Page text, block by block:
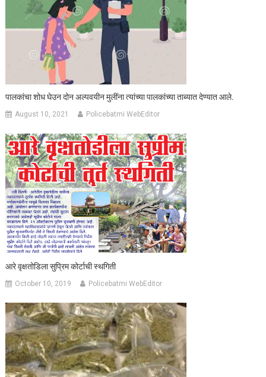
पालकांचा शोध घेउन दोन अल्पवयीन मुलींना त्यांच्या पालकांच्या ताब्यात देण्यात आले.
August 10, 2021 Policebatmi WebEditor
आरे वृक्षतोडिला सुप्रिम कोर्टाची स्थगिती
October 10, 2019 Policebatmi WebEditor